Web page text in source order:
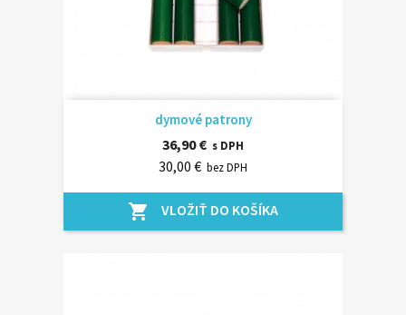
dymové patrony
36,90 € s DPH
30,00 € bez DPH
shopping_cart VLOŽIŤ DO KOŠÍKA